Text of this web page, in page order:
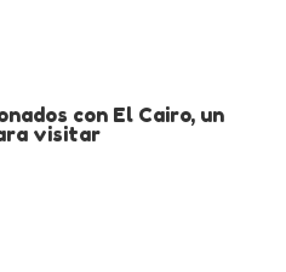
con El Cairo, un
visitar